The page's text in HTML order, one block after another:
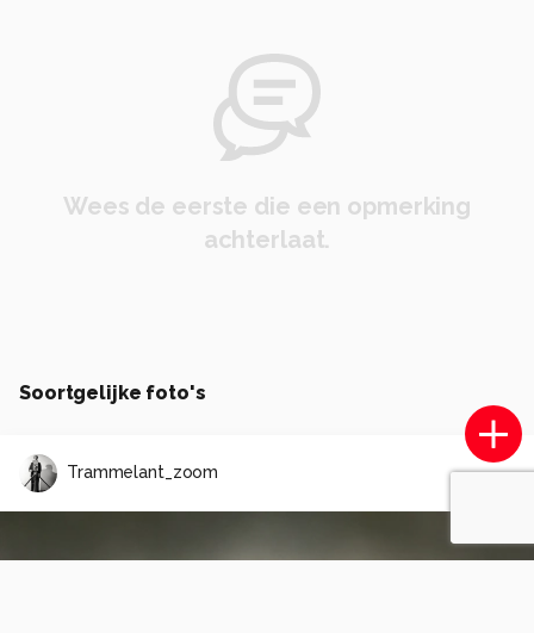
Wees de eerste die een opmerking
achterlaat.
Soortgelijke foto's
Trammelant_zoom